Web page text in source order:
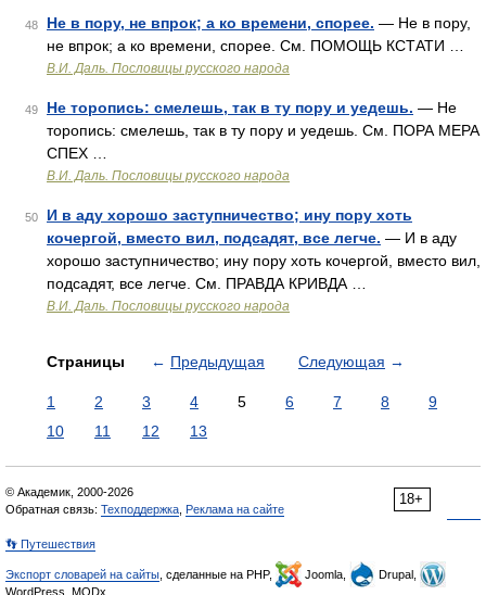
48 Не в пору, не впрок; а ко времени, спорее. — Не в пору,
не впрок; а ко времени, спорее. См. ПОМОЩЬ КСТАТИ …
В.И. Даль. Пословицы русского народа
49 Не торопись: смелешь, так в ту пору и уедешь. — Не
торопись: смелешь, так в ту пору и уедешь. См. ПОРА МЕРА
СПЕХ …
В.И. Даль. Пословицы русского народа
50
И в аду хорошо заступничество; ину пору хоть
кочергой, вместо вил, подсадят, все легче. — И в аду
хорошо заступничество; ину пору хоть кочергой, вместо вил,
подсадят, все легче. См. ПРАВДА КРИВДА …
В.И. Даль. Пословицы русского народа
Страницы ← Предыдущая Следующая →
1 2 3 4 5 6 7 8
9
10
11 12 13
18+
© Академик, 2000-2026
Обратная связь: Техподдержка Реклама на сайте
👣 Путешествия
Экспорт словарей на сайты , сделанные на PHP, Joomla,
Drupal,
WordPress, MODx.